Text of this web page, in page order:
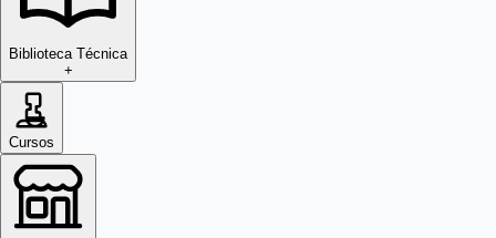
Biblioteca Técnica
+
Cursos